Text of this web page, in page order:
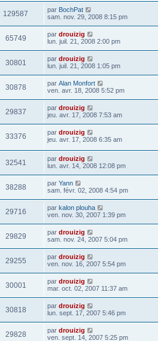
129587 par BochPat
sam. nov. 29, 2008 8:15 pm
65749 par drouizig
lun. juil. 21, 2008 2:00 pm
30801 par drouizig
lun. juil. 21, 2008 1:05 pm
30878 par Alan Monfort
ven. avr. 18, 2008 5:52 pm
29837 par drouizig
jeu. avr. 17, 2008 7:53 am
33376 par drouizig
jeu. avr. 17, 2008 6:35 am
32541 par drouizig
lun. avr. 14, 2008 12:08 pm
38288 par Yann
sam. févr. 02, 2008 4:54 pm
29716 par kalon plouha
ven. nov. 30, 2007 1:39 pm
29829 par drouizig
sam. nov. 24, 2007 5:04 pm
29255 par drouizig
ven. nov. 16, 2007 5:54 pm
30001 par drouizig
mar. oct. 02, 2007 11:37 am
30818 par drouizig
lun. sept. 17, 2007 5:46 pm
29828 par drouizig
ven. sept. 14, 2007 5:25 pm